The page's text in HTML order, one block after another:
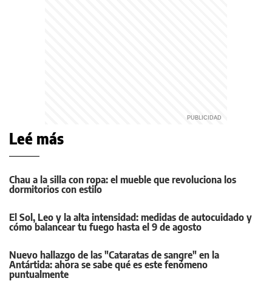
Leé más
Chau a la silla con ropa: el mueble que revoluciona los
dormitorios con estilo
El Sol, Leo y la alta intensidad: medidas de autocuidado y
cómo balancear tu fuego hasta el 9 de agosto
Nuevo hallazgo de las "Cataratas de sangre" en la
Antártida: ahora se sabe qué es este fenómeno
puntualmente